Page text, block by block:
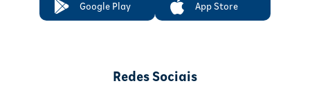
Google Play App Store
Redes Sociais